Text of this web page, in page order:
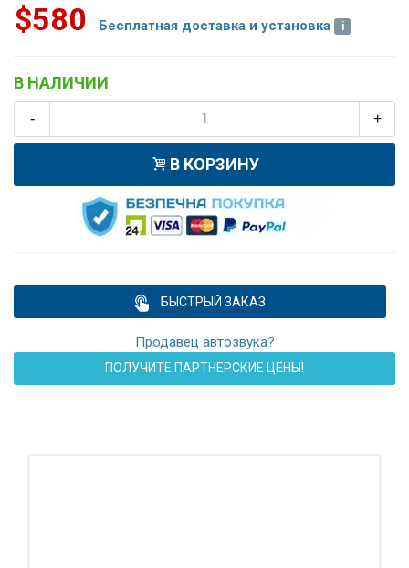
$580 Бесплатная доставка и установка
В НАЛИЧИИ
- +
В КОРЗИНУ
БЫСТРЫЙ ЗАКАЗ
Продавец автозвука?
ПОЛУЧИТЕ ПАРТНЕРСКИЕ ЦЕНЫ!